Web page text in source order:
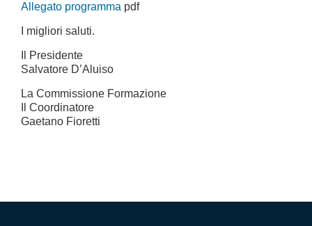
Allegato programma pdf
I migliori saluti.
Il Presidente
Salvatore D’Aluiso
La Commissione Formazione
Il Coordinatore
Gaetano Fioretti